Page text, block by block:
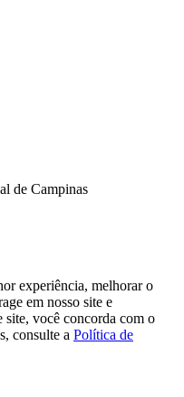
de Campinas
experiência, melhorar o
em nosso site e
site, você concorda com o
consulte a Política de